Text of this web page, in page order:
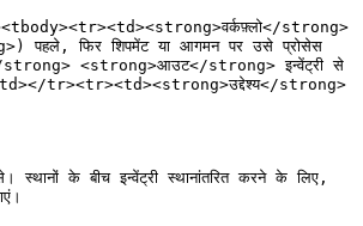
strong>
पहले, फिर शिपमेंट या आगमन पर उसे प्रोसेस
strong> <strong>आउट</strong> इन्वेंट्री से
td></tr><tr><td><strong>उद्देश्य</strong>
के बीच इन्वेंट्री स्थानांतरित करने के लिए,